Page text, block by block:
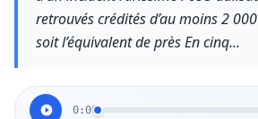
retrouvés crédités d’au moins 2
soit l’équivalent de près En cinq...
0:00